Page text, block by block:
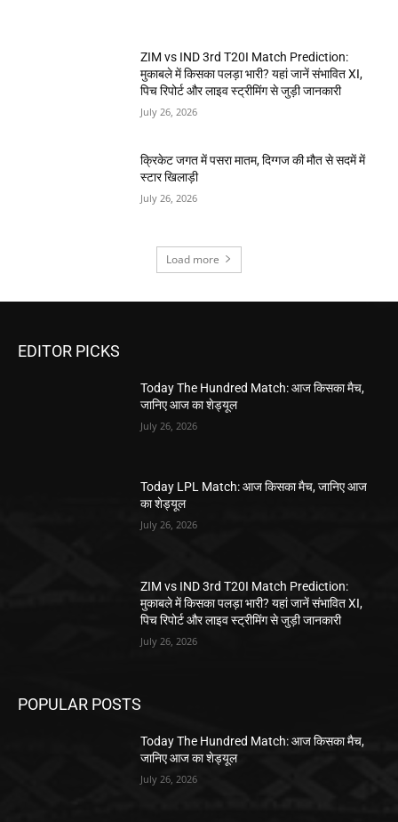
ZIM vs IND 3rd T20I Match Prediction:
मुकाबले में किसका पलड़ा भारी? यहां जानें संभावित XI,
पिच रिपोर्ट और लाइव स्ट्रीमिंग से जुड़ी जानकारी
July 26, 2026
क्रिकेट जगत में पसरा मातम, दिग्गज की मौत से सदमें में
स्टार खिलाड़ी
July 26, 2026
Load more
EDITOR PICKS
Today The Hundred Match: आज किसका मैच,
जानिए आज का शेड्यूल
July 26, 2026
Today LPL Match: आज किसका मैच, जानिए आज
का शेड्यूल
July 26, 2026
ZIM vs IND 3rd T20I Match Prediction:
मुकाबले में किसका पलड़ा भारी? यहां जानें संभावित XI,
पिच रिपोर्ट और लाइव स्ट्रीमिंग से जुड़ी जानकारी
July 26, 2026
POPULAR POSTS
Today The Hundred Match: आज किसका मैच,
जानिए आज का शेड्यूल
July 26, 2026